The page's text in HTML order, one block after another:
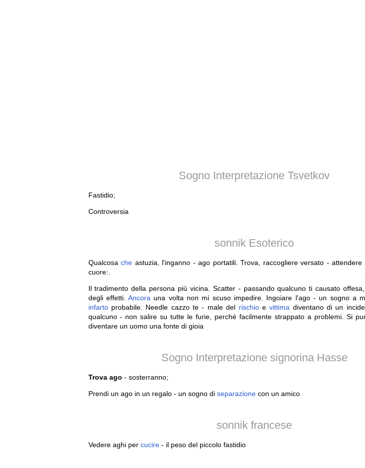
Sogno Interpretazione Tsvetkov
Fastidio;
Controversia
sonnik Esoterico
Qualcosa che astuzia, l'inganno - ago portatili. Trova, raccogliere versato - attendere
cuore:.
Il tradimento della persona più vicina. Scatter - passando qualcuno ti causato
degli effetti.Ancora una volta non mi scuso impedire. Ingoiare l'ago - un sogno a
infartoprobabile. Needle cazzo te - male del rischioevittima diventano di un
qualcuno - non salire su tutte le furie, perché facilmente strappato a problemi. Si
diventare un uomo una fonte di gioia
Sogno Interpretazione signorina Hasse
Trova ago - sosterranno;
Prendi un ago in un regalo - un sogno di separazionecon un amico
sonnik francese
Vedere aghi per cucire- il peso del piccolo fastidio